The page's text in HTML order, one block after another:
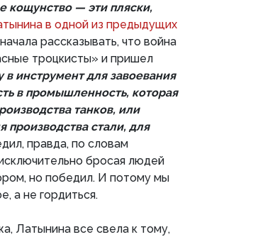
кощунство — эти пляски,
в одной из предыдущих
рассказывать, что война
троцкисты» и пришел
в инструмент для завоевания
в промышленность, которая
танков, или
производства стали, для
правда, по словам
бросая людей
но победил. И потому мы
а не гордиться.
Латынина все свела к тому,